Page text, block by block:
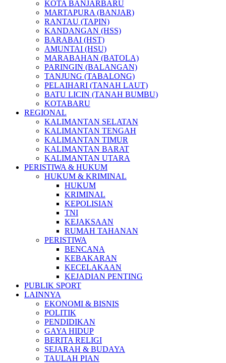
KOTA BANJARBARU
MARTAPURA (BANJAR)
RANTAU (TAPIN)
KANDANGAN (HSS)
BARABAI (HST)
AMUNTAI (HSU)
MARABAHAN (BATOLA)
PARINGIN (BALANGAN)
TANJUNG (TABALONG)
PELAIHARI (TANAH LAUT)
BATU LICIN (TANAH BUMBU)
KOTABARU
REGIONAL
KALIMANTAN SELATAN
KALIMANTAN TENGAH
KALIMANTAN TIMUR
KALIMANTAN BARAT
KALIMANTAN UTARA
PERISTIWA & HUKUM
HUKUM & KRIMINAL
HUKUM
KRIMINAL
KEPOLISIAN
TNI
KEJAKSAAN
RUMAH TAHANAN
PERISTIWA
BENCANA
KEBAKARAN
KECELAKAAN
KEJADIAN PENTING
PUBLIK SPORT
LAINNYA
EKONOMI & BISNIS
POLITIK
PENDIDIKAN
GAYA HIDUP
BERITA RELIGI
SEJARAH & BUDAYA
TAULAH PIAN